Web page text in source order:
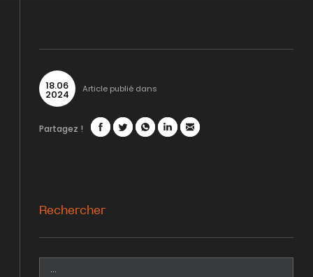
18.06
2024 Article publié dans
Partagez !
Rechercher